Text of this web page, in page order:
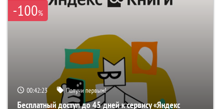
-100%
00:42:22 Получи первым!
Бесплатный доступ до 45 дней к сервису «Яндекс